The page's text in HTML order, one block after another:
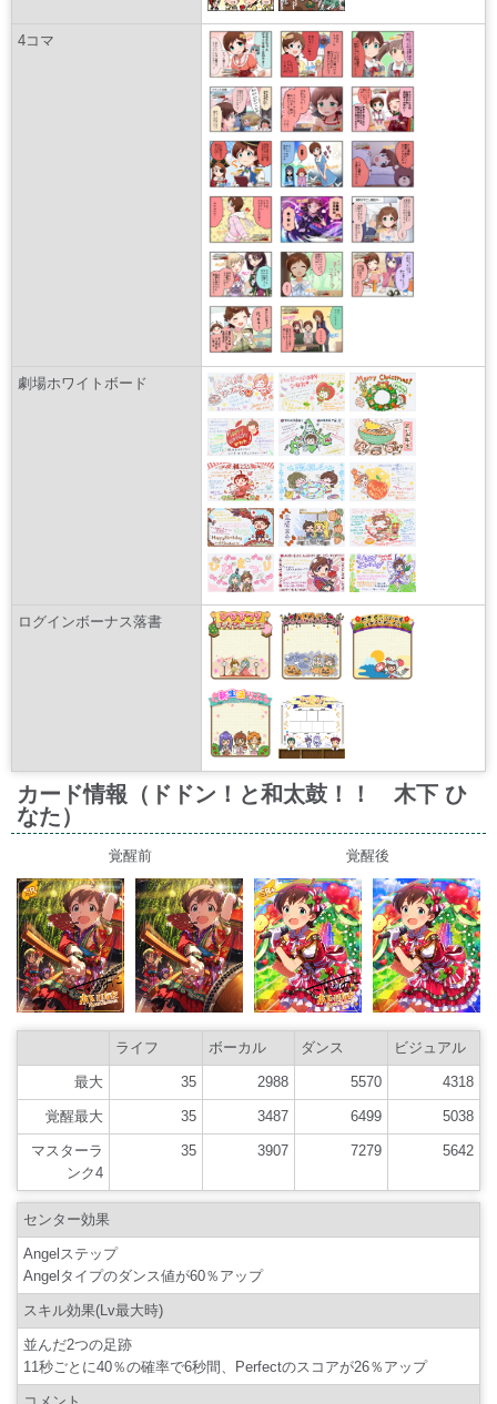
4コマ
劇場ホワイトボード
ログインボーナス落書
カード情報（ドドン！と和太鼓！！ 木下 ひ
なた）
覚醒前 覚醒後
ライフ ボーカル ダンス ビジュアル
最大 35 2988 5570 4318
覚醒最大 35 3487 6499 5038
マスターラ
ンク4
35 3907 7279 5642
センター効果
Angelステップ
Angelタイプのダンス値が60％アップ
スキル効果(Lv最大時)
並んだ2つの足跡
11秒ごとに40％の確率で6秒間、Perfectのスコアが26％アップ